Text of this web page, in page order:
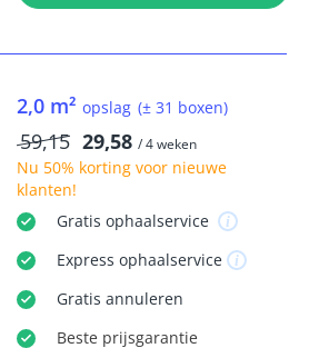
2,0 m² opslag (± 31 boxen)
59,15 29,58 / 4 weken
Nu 50% kortingvoor nieuwe
klanten!
Gratis ophaalservice
Express ophaalservice
Gratis annuleren
Beste prijsgarantie